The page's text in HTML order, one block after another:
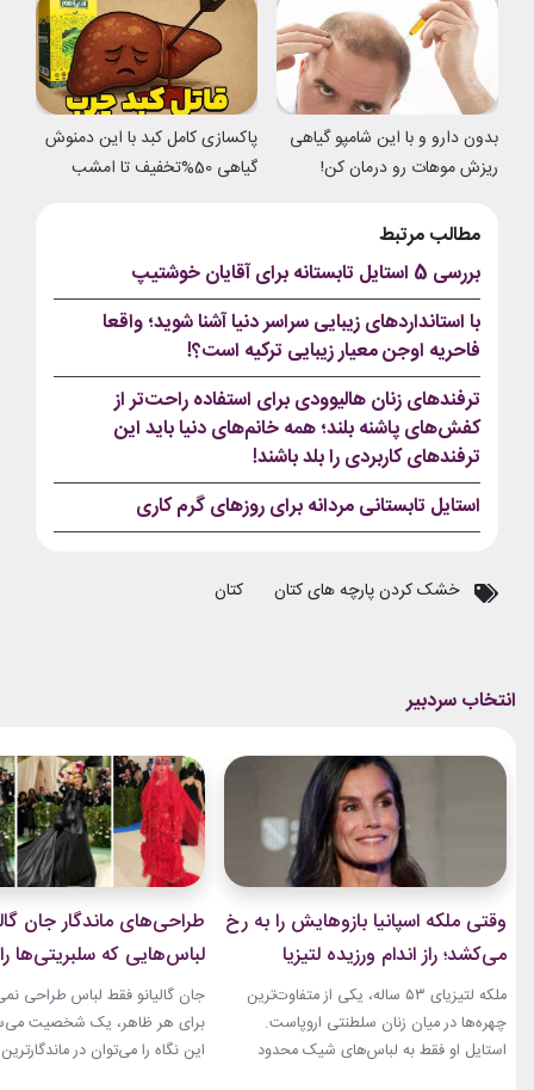
بدون دارو و با این شامپو گیاهی
ریزش موهات رو درمان کن!
پاکسازی کامل کبد با این دمنوش
گیاهی 50%تخفیف تا امشب
مطالب مرتبط
بررسی 5 استایل تابستانه برای آقایان خوشتیپ
با استانداردهای زیبایی سراسر دنیا آشنا شوید؛ واقعا
فاحریه اوجن معیار زیبایی ترکیه است؟!
ترفندهای زنان هالیوودی برای استفاده راحت‌تر از
کفش‌های پاشنه بلند؛ همه خانم‌های دنیا باید این
ترفندهای کاربردی را بلد باشند!
استایل تابستانی مردانه برای روزهای گرم کاری
خشک کردن پارچه های کتان کتان
وقتی ملکه اسپانیا بازوهایش را به رخ
می‌کشد؛ راز اندام ورزیده لتیزیا
چیست؟
ملکه لتیزیای ۵۳ ساله، یکی از متفاوت‌ترین
چهره‌ها در میان زنان سلطنتی اروپاست.
استایل او فقط به لباس‌های شیک محدود
طراحی‌های ماندگار جان
لباس‌هایی که سلبریتی‌ها
مد بردند
جان گالیانو فقط لباس طراحی
برای هر ظاهر، یک شخصیت
این نگاه را می‌توان در